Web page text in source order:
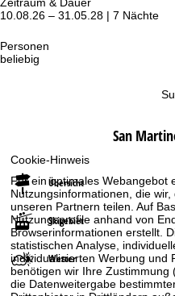
Cookie-Hinweis
Für ein optimales Webangebot
Nutzungsinformationen, die
unseren Partnern teilen. Auf
Nutzungsprofile anhand von
Browserinformationen erstellt.
statistischen Analyse,
individualisierten Werbung und
benötigen wir Ihre
die Datenweitergabe
10.08.26 – 31.05.28 | 7 Nächte
Personen
beliebig
San
Übersicht
Skigebiet
Wetter